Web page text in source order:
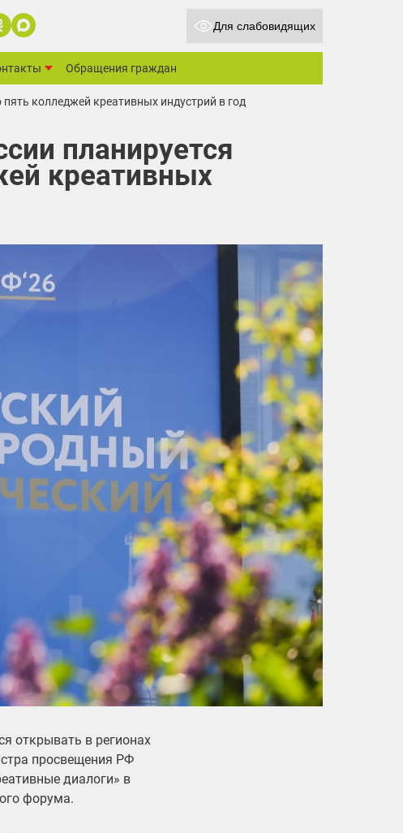
Для слабовидящих
Обращения граждан
колледжей креативных индустрий в год
планируется
креативных
открывать в регионах
просвещения РФ
диалоги» в
форума.